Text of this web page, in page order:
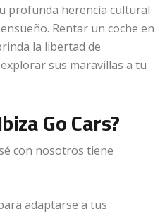
profunda herencia cultural
Rentar un coche en
la libertad de
sus maravillas a tu
Go Cars?
con nosotros tiene
adaptarse a tus